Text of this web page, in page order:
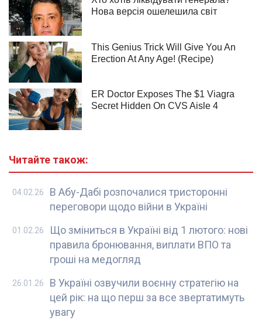
Читайте також:
В Абу-Дабі розпочалися тристоронні
переговори щодо війни в Україні
04.02.26
Що зміниться в Україні від 1 лютого: нові
правила бронювання, виплати ВПО та
гроші на медогляд
01.02.26
В Україні озвучили воєнну стратегію на
цей рік: на що перш за все звертатимуть
увагу
26.01.26